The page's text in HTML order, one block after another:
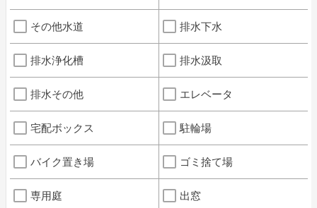
その他水道 排水下水
排水浄化槽 排水汲取
排水その他 エレベータ
宅配ボックス 駐輪場
バイク置き場 ゴミ捨て場
専用庭 出窓